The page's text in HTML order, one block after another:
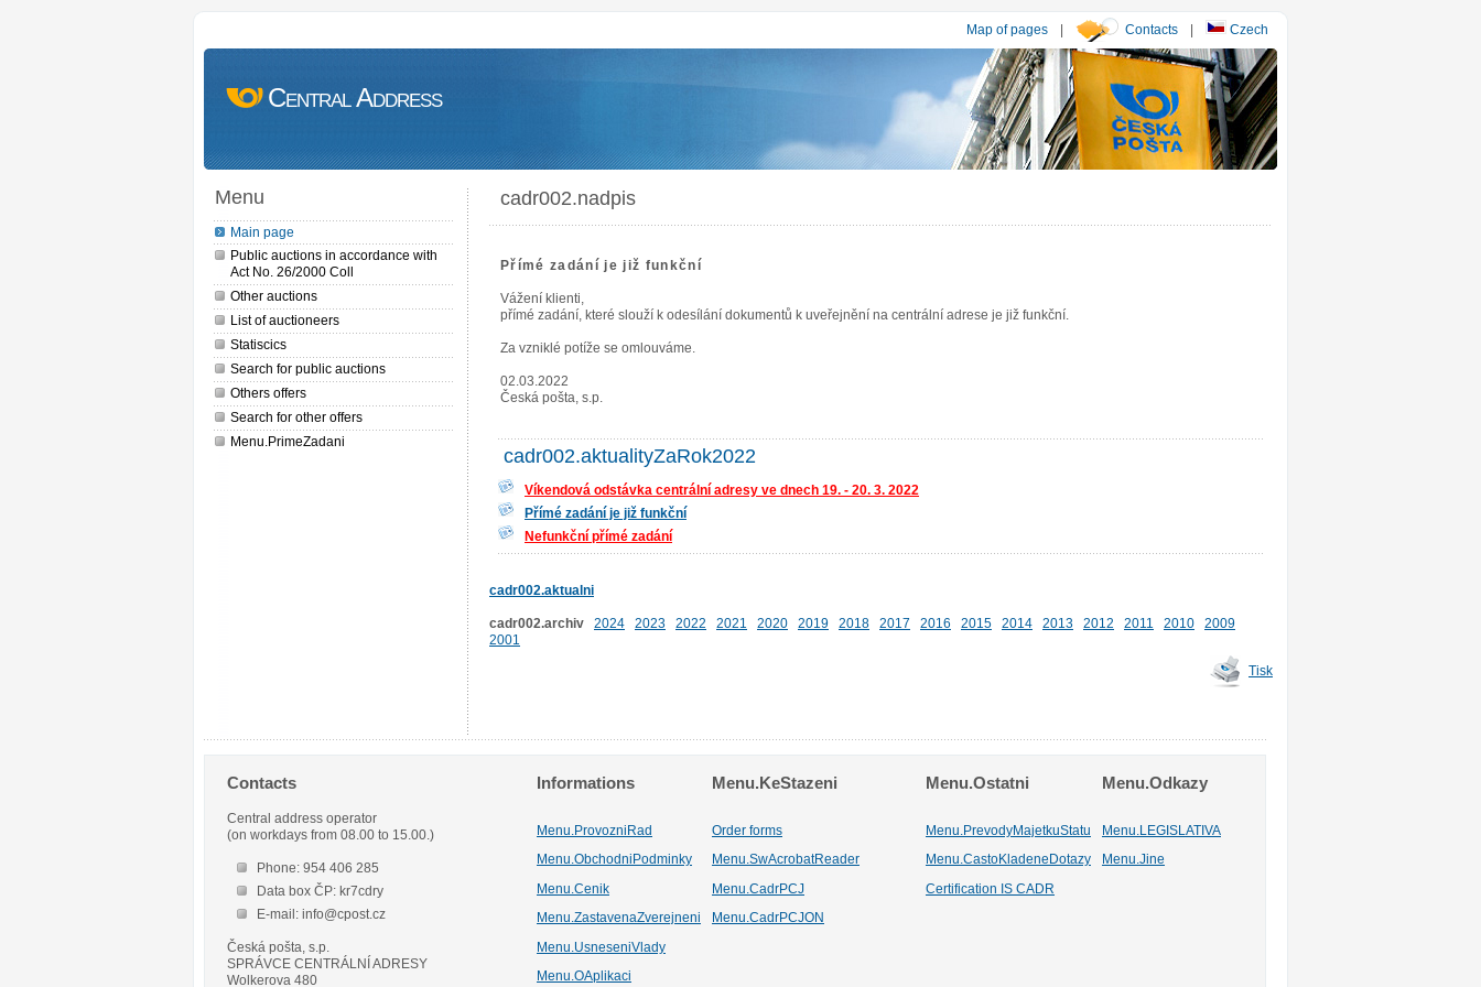
Map of pages | Contacts | Czech
Central Address
Menu
Main page
Public auctions in accordance with
Act No. 26/2000 Coll
Other auctions
List of auctioneers
Statiscics
Search for public auctions
Others offers
Search for other offers
Menu.PrimeZadani
cadr002.nadpis
Přímé zadání je již funkční
Vážení klienti,
přímé zadání, které slouží k odesílání dokumentů k uveřejnění na centrální adrese je již funkční.
Za vzniklé potíže se omlouváme.
02.03.2022
Česká pošta, s.p.
cadr002.aktualityZaRok2022
Víkendová odstávka centrální adresy ve dnech 19. - 20. 3. 2022
Přímé zadání je již funkční
Nefunkční přímé zadání
cadr002.aktualni
cadr002.archiv 2024 2023 2022 2021 2020 2019 2018 2017 2016 2015 2014 2013 2012 2011 2010
2009
2001
Tisk
Contacts
Central address operator
(on workdays from 08.00 to 15.00.)
Phone: 954 406 285
Data box ČP: kr7cdry
E-mail: info@cpost.cz
Česká pošta, s.p.
SPRÁVCE CENTRÁLNÍ ADRESY
Wolkerova 480
Informations Menu.KeStazeni Menu.Ostatni Menu.Odkazy
Menu.ProvozniRad Order forms Menu.PrevodyMajetkuStatu
Menu.LEGISLATIVA
Menu.ObchodniPodminky
Menu.SwAcrobatReader Menu.CastoKladeneDotazy Menu.Jine
Menu.Cenik Menu.CadrPCJ
Certification IS CADR
Menu.ZastavenaZverejneni
Menu.CadrPCJON
Menu.UsneseniVlady
Menu.OAplikaci